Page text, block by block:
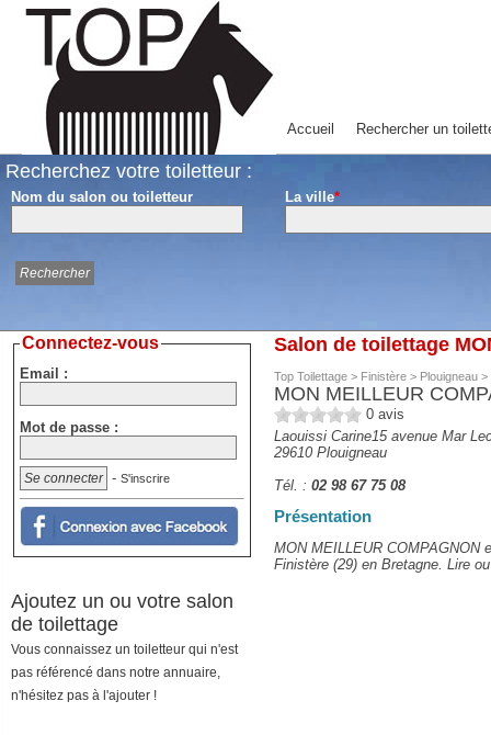
Accueil Rechercher un
Recherchez votre toiletteur :
Nom du salon ou toiletteur La ville*
Salon de toilettage
Top Toilettage > Finistère > Plouigneau >
MON MEILLEUR
0 avis
Laouissi Carine15 avenue Mar
29610 Plouigneau
Tél. : 02 98 67 75 08
Présentation
MON MEILLEUR COMPAGNON
Finistère (29) en Bretagne. Lire
Connectez-vous
Email :
Mot de passe :
- S'inscrire
Ajoutez un ou votre salon
de toilettage
Vous connaissez un toiletteur qui n'est
pas référencé dans notre annuaire,
n'hésitez pas à l'ajouter !